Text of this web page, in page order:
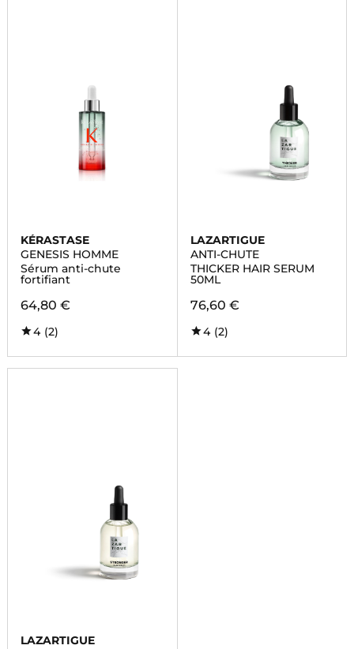
KÉRASTASE
GENESIS HOMME
Sérum anti-chute
fortifiant
64,80 €
4 (2)
LAZARTIGUE
ANTI-CHUTE
THICKER HAIR SERUM
50ML
76,60 €
4 (2)
LAZARTIGUE